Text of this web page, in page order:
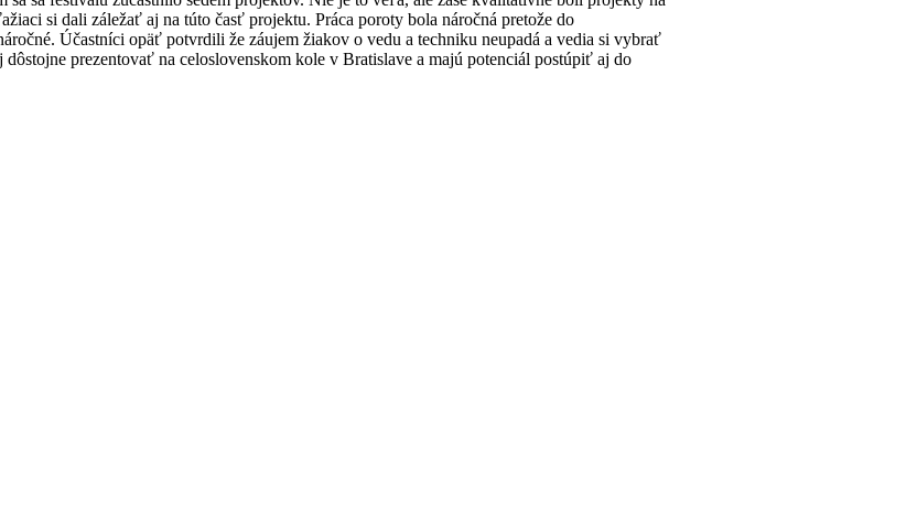
si dali záležať aj na túto časť projektu. Práca poroty bola náročná pretože do
Účastníci opäť potvrdili že záujem žiakov o vedu a techniku neupadá a vedia si vybrať
prezentovať na celoslovenskom kole v Bratislave a majú potenciál postúpiť aj do